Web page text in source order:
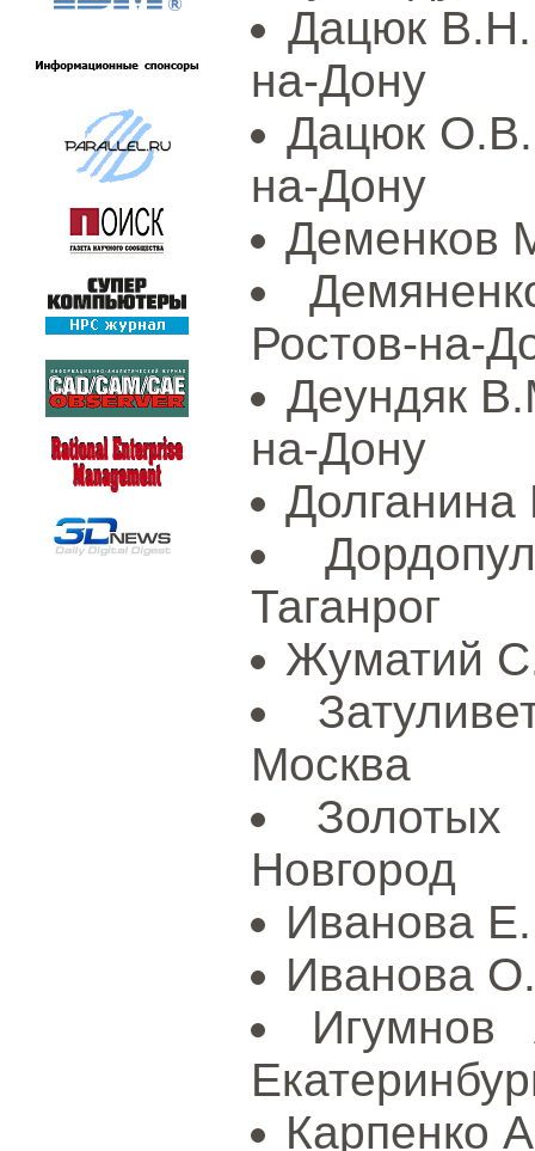
Дацюк
на-Дону
Дацюк
на-Дону
Деменков
Ростов-на-
Деундяк
на-Дону
Таганрог
Жуматий
Москва
Новгород
Иванова
Иванова
Карпенко